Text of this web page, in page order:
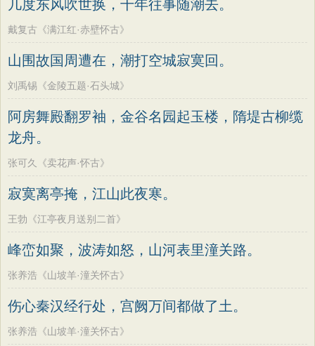
几度东风吹世换，千年往事随潮去。
戴复古《满江红·赤壁怀古》
山围故国周遭在，潮打空城寂寞回。
刘禹锡《金陵五题·石头城》
阿房舞殿翻罗袖，金谷名园起玉楼，隋堤古柳缆
龙舟。
张可久《卖花声·怀古》
寂寞离亭掩，江山此夜寒。
王勃《江亭夜月送别二首》
峰峦如聚，波涛如怒，山河表里潼关路。
张养浩《山坡羊·潼关怀古》
伤心秦汉经行处，宫阙万间都做了土。
张养浩《山坡羊·潼关怀古》